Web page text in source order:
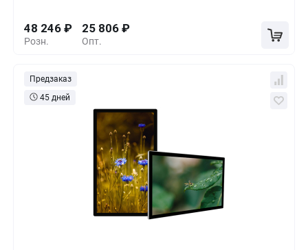
Розн.
48 246 ₽
Опт.
25 806 ₽
Предзаказ
45 дней